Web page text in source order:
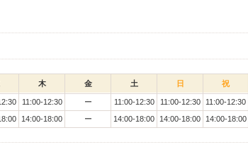
木 金 土 日 祝
11:00-12:30 ー 11:00-12:30 11:00-12:30
11:00-12:30
14:00-18:00 ー 14:00-18:00 14:00-18:00 14:00-18:00